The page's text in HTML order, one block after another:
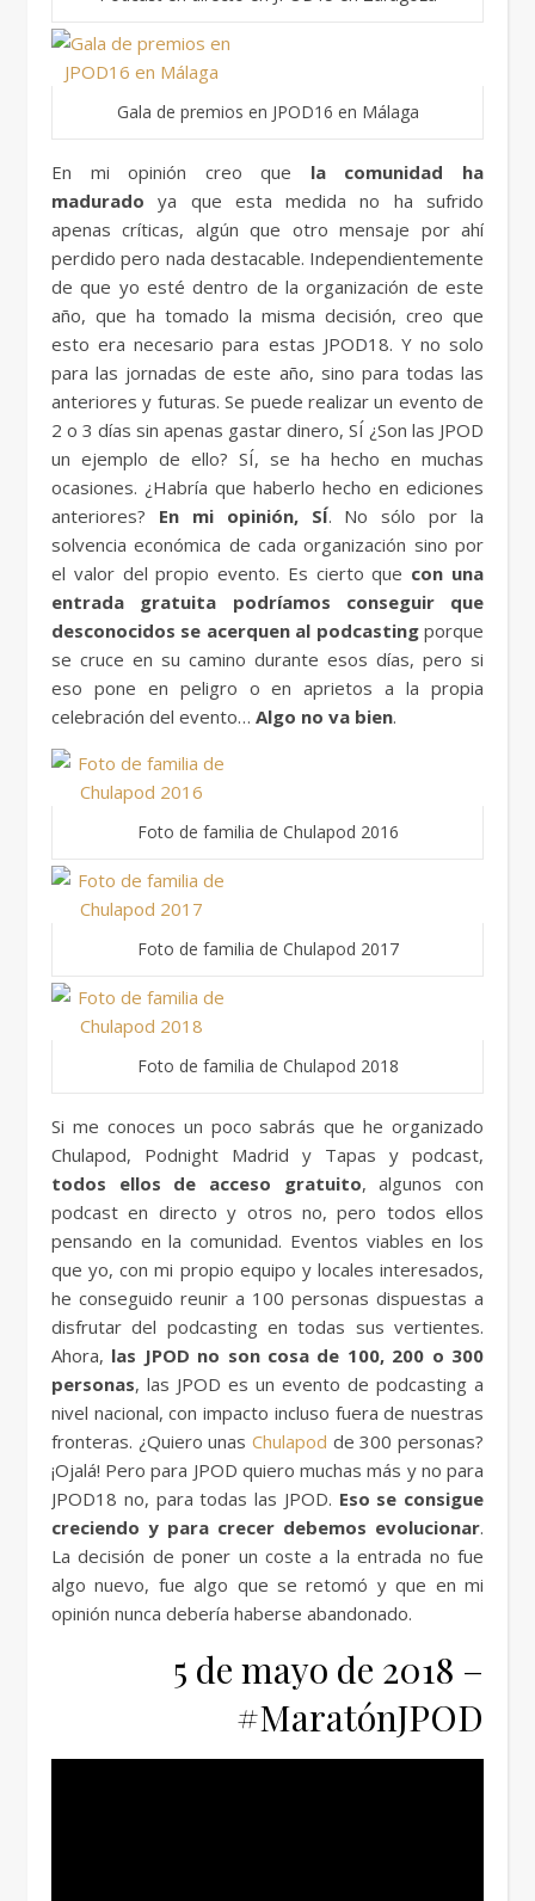
Gala de premios en JPOD16 en Málaga
En mi opinión creo que la comunidad ha
madurado ya que esta medida no ha sufrido
apenas críticas, algún que otro mensaje por ahí
perdido pero nada destacable. Independientemente
de que yo esté dentro de la organización de este
año, que ha tomado la misma decisión, creo que
esto era necesario para estas JPOD18. Y no solo
para las jornadas de este año, sino para todas las
anteriores y futuras. Se puede realizar un evento de
2 o 3 días sin apenas gastar dinero, SÍ ¿Son las JPOD
un ejemplo de ello? SÍ, se ha hecho en muchas
ocasiones. ¿Habría que haberlo hecho en ediciones
anteriores? En mi opinión, SÍ. No sólo por la
solvencia económica de cada organización sino por
el valor del propio evento. Es cierto que con una
entrada gratuita podríamos conseguir que
desconocidos se acerquen al podcastingporque
se cruce en su camino durante esos días, pero si
eso pone en peligro o en aprietos a la propia
celebración del evento… Algo no va bien.
Foto de familia de Chulapod 2016
Foto de familia de Chulapod 2017
Foto de familia de Chulapod 2018
Si me conoces un poco sabrás que he organizado
Chulapod, Podnight Madrid y Tapas y podcast,
todos ellos de acceso gratuito, algunos con
podcast en directo y otros no, pero todos ellos
pensando en la comunidad. Eventos viables en los
que yo, con mi propio equipo y locales interesados,
he conseguido reunir a 100 personas dispuestas a
disfrutar del podcasting en todas sus vertientes.
Ahora, las JPOD no son cosa de 100, 200 o 300
personas, las JPOD es un evento de podcasting a
nivel nacional, con impacto incluso fuera de nuestras
fronteras. ¿Quiero unas Chulapod de 300 personas?
¡Ojalá! Pero para JPOD quiero muchas más y no para
JPOD18 no, para todas las JPOD. Eso se consigue
creciendo y para crecer debemos evolucionar.
La decisión de poner un coste a la entrada no fue
algo nuevo, fue algo que se retomó y que en mi
opinión nunca debería haberse abandonado.
5 de mayo de 2018 –
#MaratónJPOD